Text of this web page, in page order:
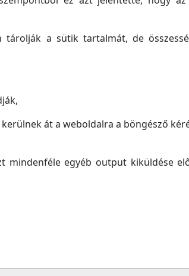
a sütik tartalmát, de
át a weboldalra a böngésző
mindenféle egyéb output kiküldése